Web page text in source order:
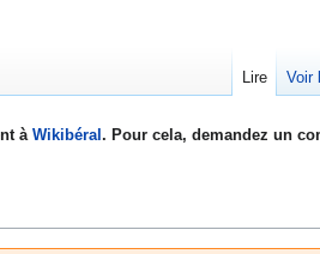
àWikibéral . Pour cela, demandez un
Lire Voir